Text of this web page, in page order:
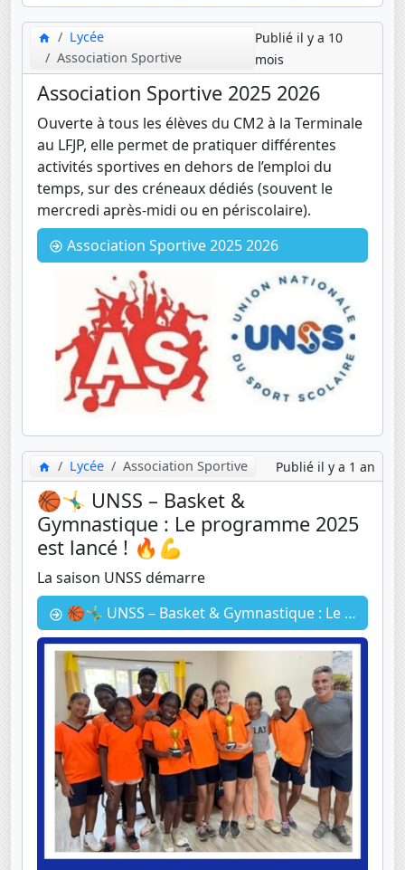
Lycée
Association Sportive
Publié il y a 10
mois
Association Sportive 2025 2026
Ouverte à tous les élèves du CM2 à la Terminale
au LFJP, elle permet de pratiquer différentes
activités sportives en dehors de l’emploi du
temps, sur des créneaux dédiés (souvent le
mercredi après-midi ou en périscolaire).
Association Sportive 2025 2026
Lycée Association Sportive Publié il y a 1 an
🏀🤸‍♂️ UNSS – Basket &
Gymnastique : Le programme 2025
est lancé ! 🔥💪
La saison UNSS démarre
🏀🤸‍♂️ UNSS – Basket & Gymnastique : Le programme 2025 est lancé ! 🔥💪